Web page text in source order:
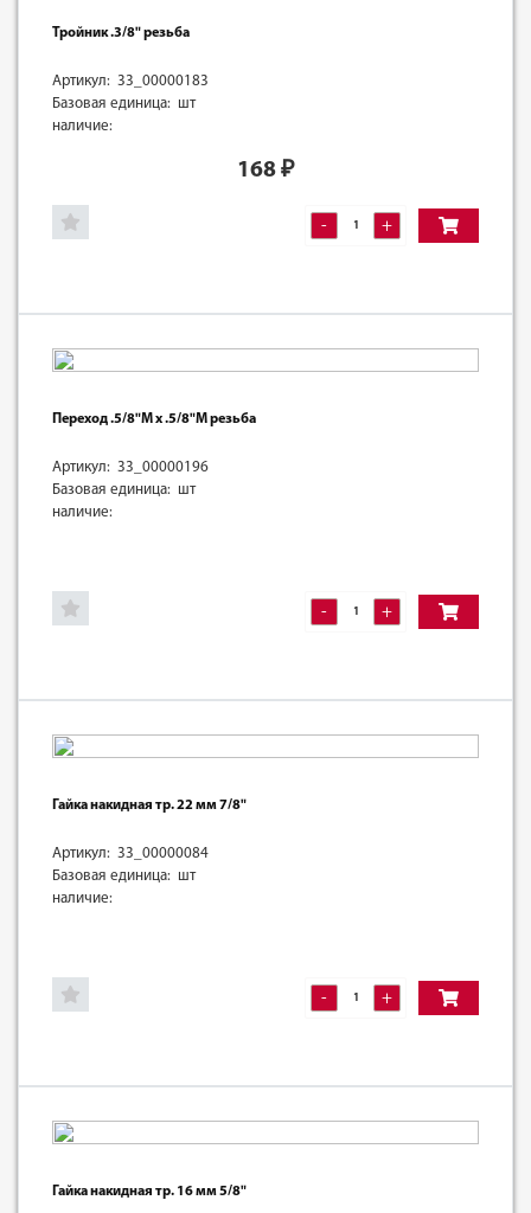
Тройник .3/8" резьба
Артикул: 33_00000183
Базовая единица: шт
наличие:
168 ₽
- +
Переход .5/8"M х .5/8"M резьба
Артикул: 33_00000196
Базовая единица: шт
наличие:
- +
Гайка накидная тр. 22 мм 7/8"
Артикул: 33_00000084
Базовая единица: шт
наличие:
- +
Гайка накидная тр. 16 мм 5/8"